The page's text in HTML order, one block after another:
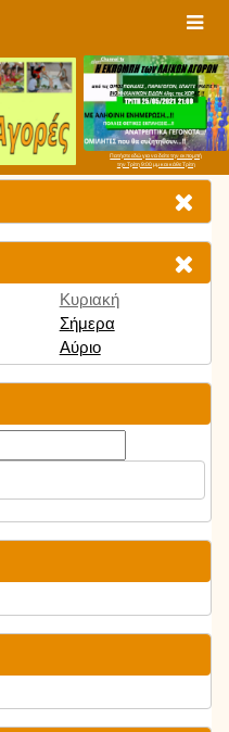
Πατήστε εδώ για να δείτε την εκπομπή
την Τρίτη 9:00 μμ και κάθε Τρίτη
Κυριακή
Σήμερα
Αύριο